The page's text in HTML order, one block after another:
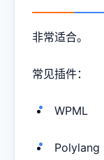
非常适合。
常见插件：
WPML
Polylang